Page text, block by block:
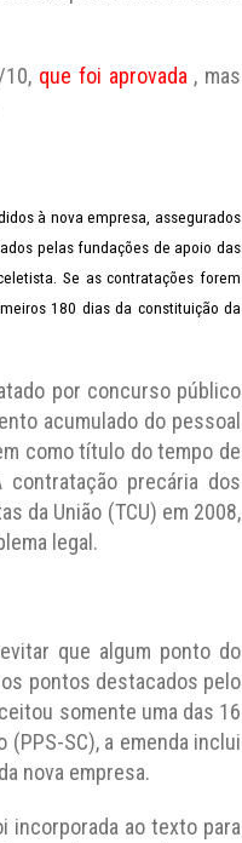
que foi aprovada , mas
à nova empresa, assegurados
pelas fundações de apoio das
Se as contratações forem
180 dias da constituição da
por concurso público
acumulado do pessoal
como título do tempo de
precária dos
da União (TCU) em 2008,
legal.
que algum ponto do
pontos destacados pelo
somente uma das 16
SC), a emenda inclui
nova empresa.
incorporada ao texto para